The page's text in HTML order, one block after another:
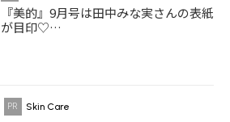
『美的』9月号は田中みな実さんの表紙
が目印♡…
Skin Care